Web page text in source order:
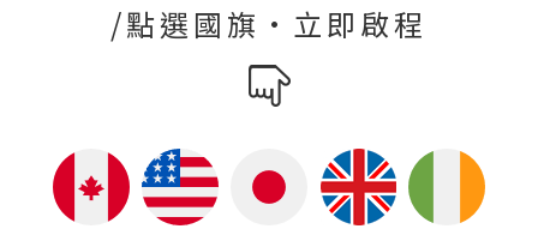
/點選國旗·立即啟程